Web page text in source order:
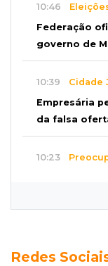
10:46
Federação
governo de
10:39 Cidade
Empresária
da falsa
10:23
Superávit
Redes